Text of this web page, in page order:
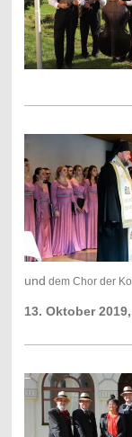
und dem Chor der
13. Oktober 2019,